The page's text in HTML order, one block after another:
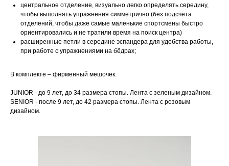
центральное отделение, визуально легко определять середину,
чтобы выполнять упражнения симметрично (без подсчета
отделений, чтобы даже самые маленькие спортсмены быстро
ориентировались и не тратили время на поиск центра)
расширенные петли в середине эспандера для удобства работы,
при работе с упражнениями на бёдрах;
В комплекте – фирменный мешочек.
JUNIOR - до 9 лет, до 34 размера стопы. Лента с зеленым дизайном.
SENIOR - после 9 лет, до 42 размера стопы. Лента с розовым
дизайном.